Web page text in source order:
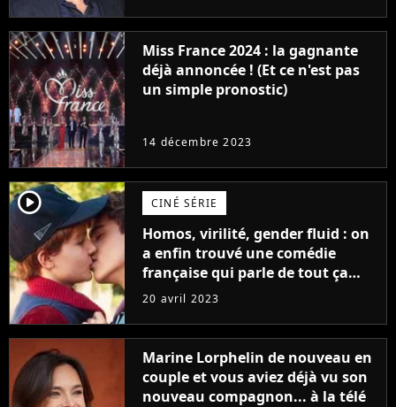
Miss France 2024 : la gagnante
déjà annoncée ! (Et ce n'est pas
un simple pronostic)
14 décembre 2023
player2 CINÉ SÉRIE
Homos, virilité, gender fluid : on
a enfin trouvé une comédie
française qui parle de tout ça
sans être super ringarde
20 avril 2023
Marine Lorphelin de nouveau en
couple et vous aviez déjà vu son
nouveau compagnon... à la télé